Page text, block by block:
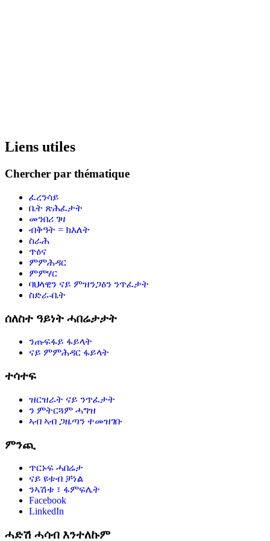
Liens utiles
Chercher par thématique
ፈረንሳይ
ቤት ጽሕፈታት
መንበሪ ገዛ
ብቅዓት = ክእለት
ስራሕ
ጥዕና
ምምሕዳር
ምምሃር
ባህላዊን ናይ ምዝንጋዕን ንጥፈታት
ስድራ-ቤት
ሰለስተ ዓይነት ሓበሬታታት
ንጡፍፋይ ፋይላት
ናይ ምምሕዳር ፋይላት
ተሳተፍ
ዝርዝራት ናይ ንጥፈታት
ን ምትርጓም ሓግዝ
ኣብ ኣብ ጋዜጣን ተመዝገቡ
ምንጪ
ጥርኑፍ ሓበሬታ
ናይ ዩቱብ ቻነል
ንኣሽቱ ፣ ፋምፍሌት
Facebook
LinkedIn
ሓድሽ ሓሳብ እንተለኩም